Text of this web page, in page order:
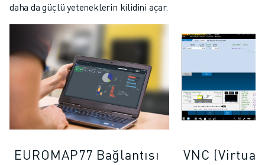
daha da güçlü yeteneklerin kilidini açar.
EUROMAP77 Bağlantısı
VNC